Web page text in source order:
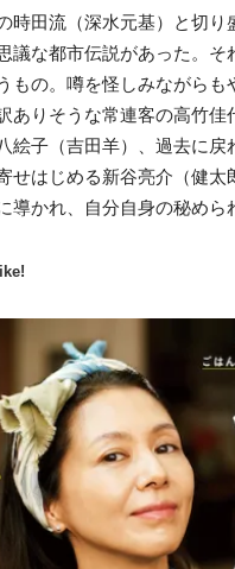
時田流（深水元基）と切
議な都市伝説があった。
もの。噂を怪しみながら
ありそうな常連客の高竹
絵子（吉田羊）、過去に
せはじめる新谷亮介（健
導かれ、自分自身の秘めら